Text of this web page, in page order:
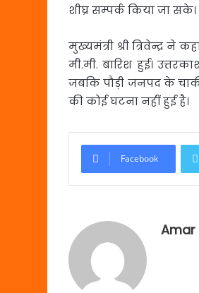
शीघ्र सम्पर्क किया जा सके।
मुख्यमंत्री श्री त्रिवेन्द्र ने
मी.मी. बारिश हुई।
जबकि पौड़ी जनपद के
की कोई घटना नहीं हुई है।
Facebook
Amar